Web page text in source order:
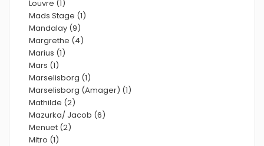
Louvre (1)
Mads Stage (1)
Mandalay (9)
Margrethe (4)
Marius (1)
Mars (1)
Marselisborg (1)
Marselisborg (Amager) (1)
Mathilde (2)
Mazurka/ Jacob (6)
Menuet (2)
Mitro (1)